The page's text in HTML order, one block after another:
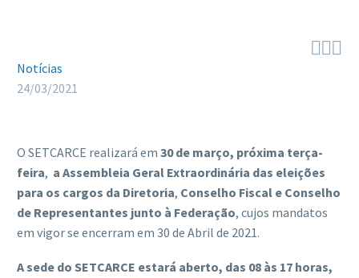

Notícias
24/03/2021
O SETCARCE realizará em 30 de março, próxima terça-
feira, a Assembleia Geral Extraordinária das eleições
para os cargos da Diretoria, Conselho Fiscal e Conselho
de Representantes junto à Federação, cujos mandatos
em vigor se encerram em 30 de Abril de 2021.
A sede do SETCARCE estará aberto, das 08 às 17 horas,